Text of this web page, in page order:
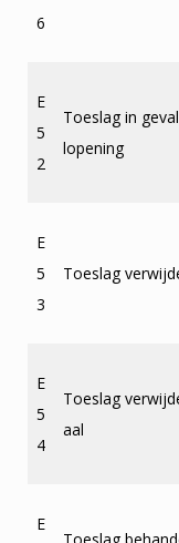
6
E
5
2
Toeslag in
lopening
E
5
3
Toeslag
E
5
4
Toeslag
aal
E